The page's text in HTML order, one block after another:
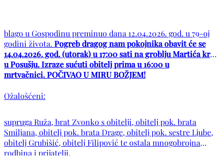
blago u Gospodinu preminuo dana 12.04.2026. god. u 79-oj
godini života. Pogreb dragog nam pokojnika obavit će se
14.04.2026. god. (utorak) u 17:00 sati na groblju Martića križ
u Posušju. Izraze sućuti obitelj prima u 16:00 u
mrtvačnici. POČIVAO U MIRU BOŽJEM!
Ožalošćeni:
supruga Ruža, brat Zvonko s obitelji, obitelj pok. brata
Smiljana, obitelj pok. brata Drage, obitelj pok. sestre Ljube,
obitelj Grubišić, obitelj Filipović te ostala mnogobrojna
rodbina i prijatelji.